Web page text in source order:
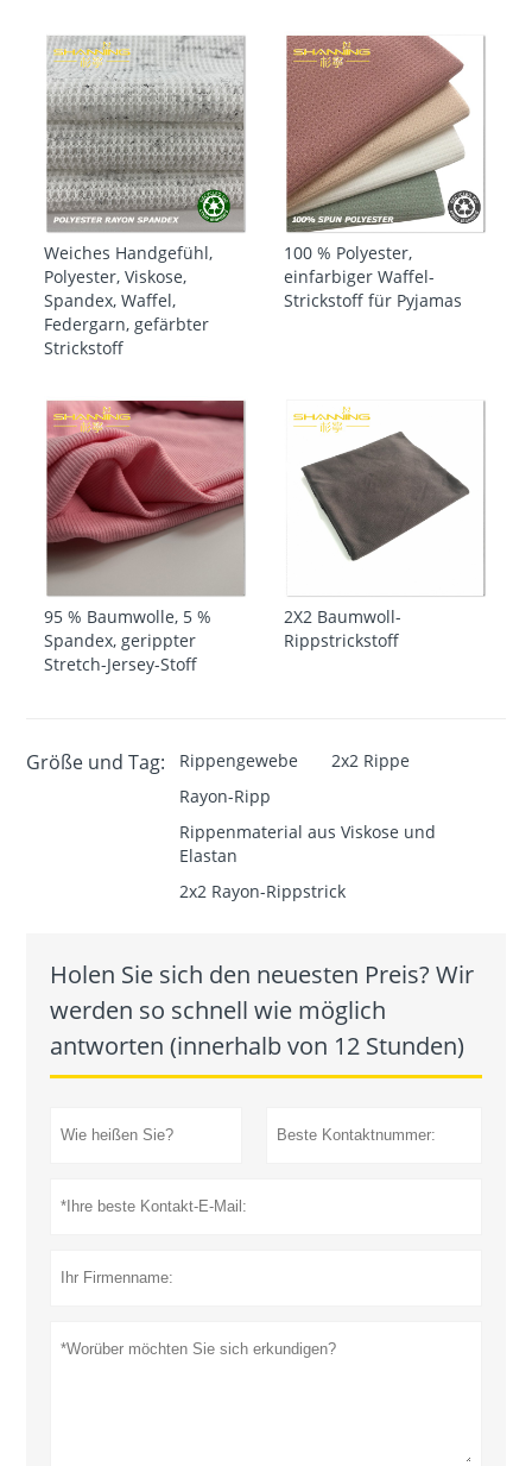
Weiches Handgefühl,
Polyester, Viskose,
Spandex, Waffel,
Federgarn, gefärbter
Strickstoff
100 % Polyester,
einfarbiger Waffel-
Strickstoff für Pyjamas
95 % Baumwolle, 5 %
Spandex, gerippter
Stretch-Jersey-Stoff
2X2 Baumwoll-
Rippstrickstoff
Größe und Tag: Rippengewebe
2x2 Rippe
Rayon-Ripp
Rippenmaterial aus Viskose und
Elastan
2x2 Rayon-Rippstrick
Holen Sie sich den neuesten Preis? Wir
werden so schnell wie möglich
antworten (innerhalb von 12 Stunden)